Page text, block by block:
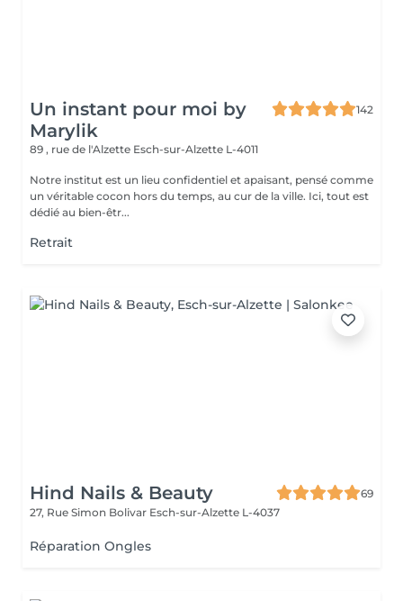
Un instant pour moi by
Marylik
142
89 , rue de l'Alzette Esch-sur-Alzette L-4011
Notre institut est un lieu confidentiel et apaisant, pensé comme
un véritable cocon hors du temps, au cur de la ville. Ici, tout est
dédié au bien-êtr...
Retrait
Hind Nails & Beauty
69
27, Rue Simon Bolivar Esch-sur-Alzette L-4037
Réparation Ongles